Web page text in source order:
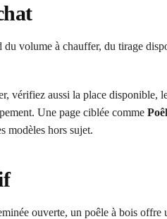
volume à chauffer, du tirage
vérifiez aussi la place disponible,
Une page ciblée comme
modèles hors sujet.
ouverte, un poêle à bois